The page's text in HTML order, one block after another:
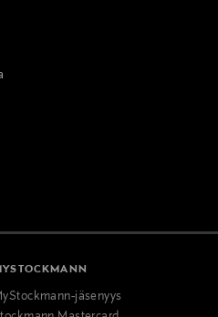
jäsenyys